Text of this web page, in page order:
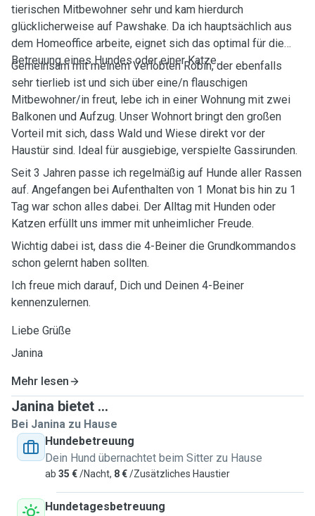
tierischen Mitbewohner sehr und kam hierdurch
glücklicherweise auf Pawshake. Da ich hauptsächlich aus
dem Homeoffice arbeite, eignet sich das optimal für die
Betreuung eines Hundes oder einer Katze.
Gemeinsam mit meinem Verlobten Robin, der ebenfalls
sehr tierlieb ist und sich über eine/n flauschigen
Mitbewohner/in freut, lebe ich in einer Wohnung mit zwei
Balkonen und Aufzug. Unser Wohnort bringt den großen
Vorteil mit sich, dass Wald und Wiese direkt vor der
Haustür sind. Ideal für ausgiebige, verspielte Gassirunden.
Seit 3 Jahren passe ich regelmäßig auf Hunde aller Rassen
auf. Angefangen bei Aufenthalten von 1 Monat bis hin zu 1
Tag war schon alles dabei. Der Alltag mit Hunden oder
Katzen erfüllt uns immer mit unheimlicher Freude.
Wichtig dabei ist, dass die 4-Beiner die Grundkommandos
schon gelernt haben sollten.
Ich freue mich darauf, Dich und Deinen 4-Beiner
kennenzulernen.
Liebe Grüße
Janina
Mehr lesen
Janina bietet ...
Bei Janina zu Hause
Hundebetreuung
Dein Hund übernachtet beim Sitter zu Hause
ab 35 €/Nacht, 8 €/Zusätzliches Haustier
Hundetagesbetreuung